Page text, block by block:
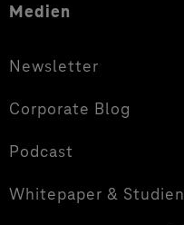
Medien
Newsletter
Corporate Blog
Podcast
Whitepaper & Studien